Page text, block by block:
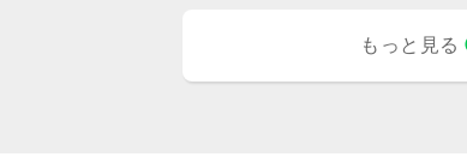
もっと見る